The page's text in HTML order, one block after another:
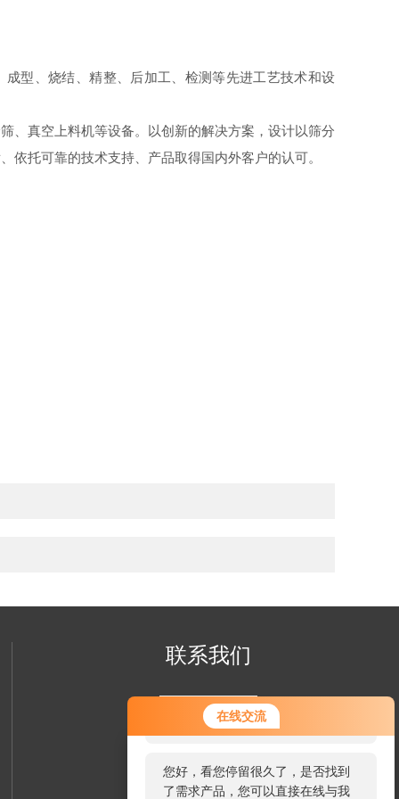
在线交流
您好！欢迎前来咨询，很高兴为您
服务，请问您要咨询什么问题呢？
您好，看您停留很久了，是否找到
了需求产品，您可以直接在线与我
型、烧结、精整、后加工、检测等先进工艺技术和设
、真空上料机等设备。以创新的解决方案，设计以筛分
托可靠的技术支持、产品取得国内外客户的认可。
联系我们